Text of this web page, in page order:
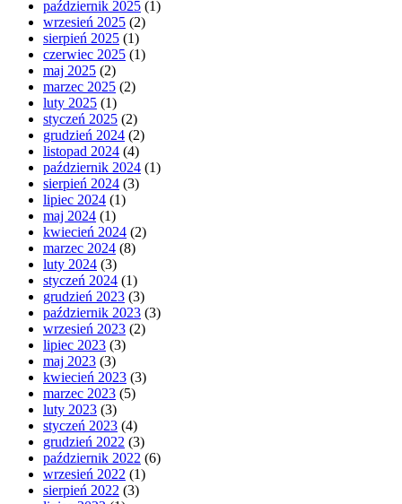
październik 2025 (1)
wrzesień 2025 (2)
sierpień 2025 (1)
czerwiec 2025 (1)
maj 2025 (2)
marzec 2025 (2)
luty 2025 (1)
styczeń 2025 (2)
grudzień 2024 (2)
listopad 2024 (4)
październik 2024 (1)
sierpień 2024 (3)
lipiec 2024 (1)
maj 2024 (1)
kwiecień 2024 (2)
marzec 2024 (8)
luty 2024 (3)
styczeń 2024 (1)
grudzień 2023 (3)
październik 2023 (3)
wrzesień 2023 (2)
lipiec 2023 (3)
maj 2023 (3)
kwiecień 2023 (3)
marzec 2023 (5)
luty 2023 (3)
styczeń 2023 (4)
grudzień 2022 (3)
październik 2022 (6)
wrzesień 2022 (1)
sierpień 2022 (3)